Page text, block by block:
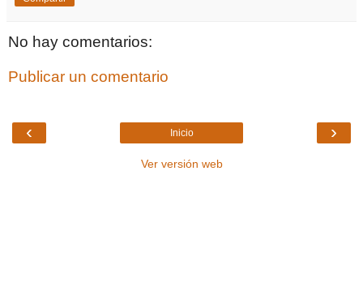
No hay comentarios:
Publicar un comentario
‹ ›
Inicio
Ver versión web